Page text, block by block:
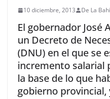
10 diciembre, 2013 De La
El gobernador José
un Decreto de
(DNU) en el que se
incremento salarial
la base de lo que
gobierno provincial,